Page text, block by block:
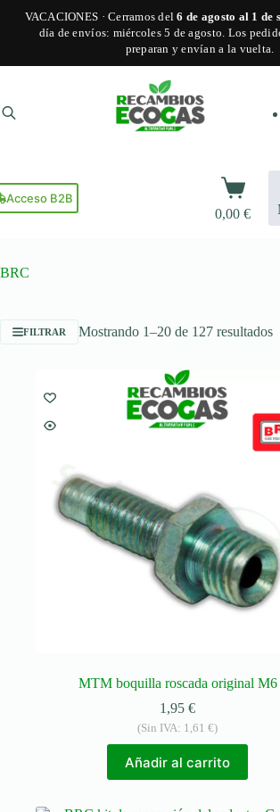
VACACIONES · Cerramos del6 de agosto al 1 de
día de envíos: miércoles 5 de agosto. Los
preparan y envían a la vuelta.
contenido
Acceso B2B
Carro
de
compra
0,00€
BRC
FILTRAR Mostrando 1–20 de 127 resultados
MTM boquilla roscada original M6
1,95€
(Sin IVA: 1,61€)
Añadir al carrito